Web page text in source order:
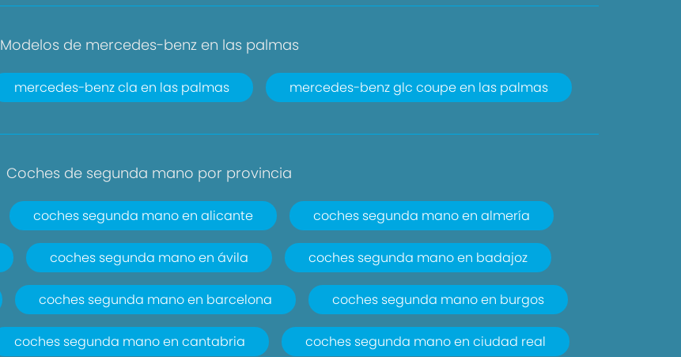
Modelos de mercedes-benz en las palmas
mercedes-benz cla en las palmas mercedes-benz glc coupe en las palmas
Coches de segunda mano por provincia
coches segunda mano en alicante coches segunda mano en almería
coches segunda mano en ávila coches segunda mano en badajoz
coches segunda mano en barcelona coches segunda mano en burgos
coches segunda mano en cantabria coches segunda mano en ciudad real